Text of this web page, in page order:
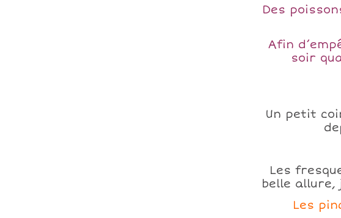
Des
Afin
soir
Un petit
Les
belle
Les